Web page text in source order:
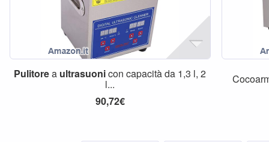
Pulitorea ultrasuonicon capacità da 1,3 l, 2
l...
90,72€